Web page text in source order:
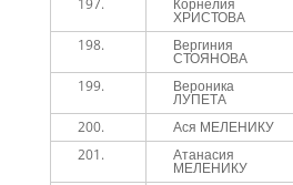
197.
Корнелия
ХРИСТОВА
198. Вергиния
СТОЯНОВА
199. Вероника
ЛУПЕТА
200. Ася МЕЛЕНИКУ
201.
Атанасия
МЕЛЕНИКУ